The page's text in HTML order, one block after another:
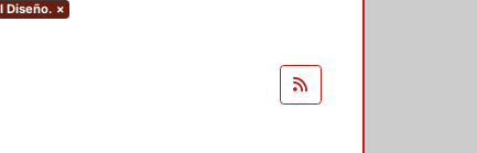
Diseño. ×